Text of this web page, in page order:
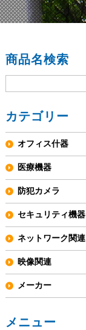
商品名検索
カテゴリー
オフィス什器
医療機器
防犯カメラ
セキュリティ機器
ネットワーク関連
映像関連
メーカー
メニュー